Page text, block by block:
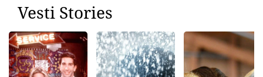
Vesti Stories